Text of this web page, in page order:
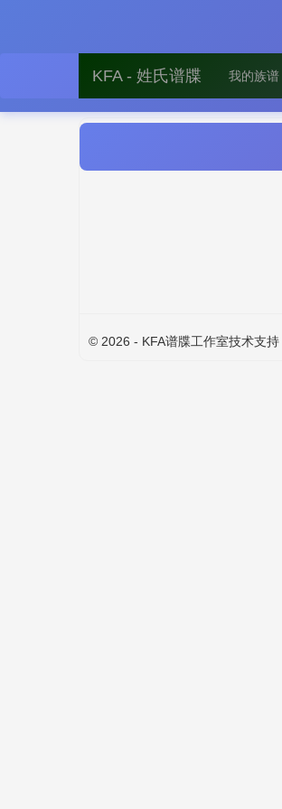
KFA - 姓氏谱牒 我的族谱
© 2026 - KFA谱牒工作室技术支持